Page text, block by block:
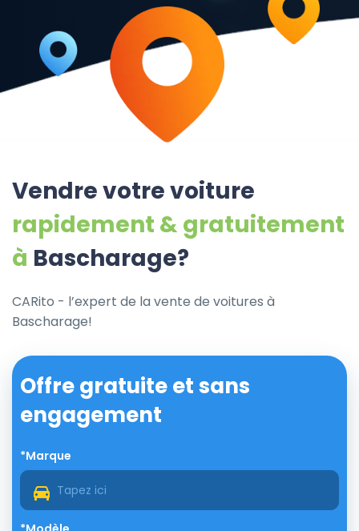
Vendre votre voiture
rapidement & gratuitement
à Bascharage?
CARito - l’expert de la vente de voitures à
Bascharage!
Offre gratuite et sans
engagement
*Marque